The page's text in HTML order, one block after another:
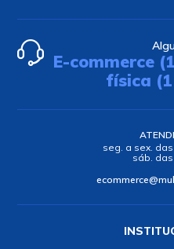
E-commerce
física
seg. a sex.
sáb. das